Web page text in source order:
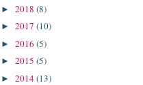
► 2018 (8)
► 2017 (10)
► 2016 (5)
► 2015 (5)
► 2014(13)